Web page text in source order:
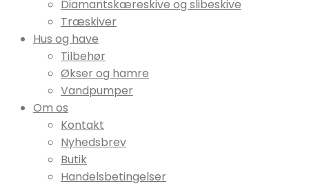
Diamantskæreskive og slibeskive
Træskiver
Hus og have
Tilbehør
Økser og hamre
Vandpumper
Om os
Kontakt
Nyhedsbrev
Butik
Handelsbetingelser